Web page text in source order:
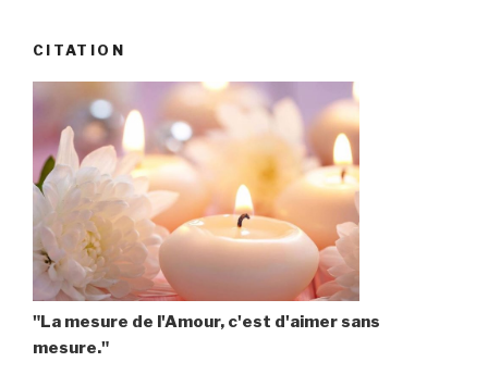
CITATION
"La mesure de l'Amour, c'est d'aimer sans
mesure."